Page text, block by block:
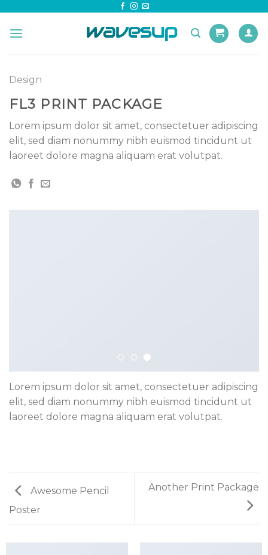
content
Design
FL3 PRINT PACKAGE
Lorem ipsum dolor sit amet, consectetuer adipiscing
elit, sed diam nonummy nibh euismod tincidunt ut
laoreet dolore magna aliquam erat volutpat.
Lorem ipsum dolor sit amet, consectetuer adipiscing
elit, sed diam nonummy nibh euismod tincidunt ut
laoreet dolore magna aliquam erat volutpat.
Awesome Pencil
Poster
Another Print Package